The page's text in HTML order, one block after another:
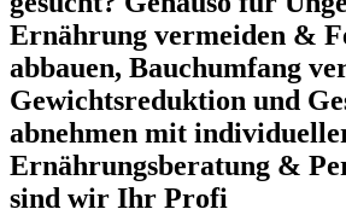
Ernährung vermeiden &
abbauen, Bauchumfang
Gewichtsreduktion und
abnehmen mit
Ernährungsberatung &
sind wir Ihr Profi